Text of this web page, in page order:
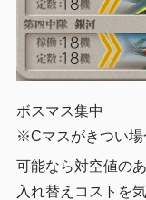
ボスマス集中
※Cマスがきつい場
可能なら対空値の
入れ替えコストを